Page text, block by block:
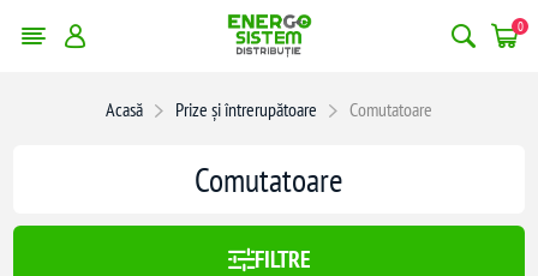
0
Acasă Prize și întrerupătoare
Comutatoare
553
Comutatoare
FILTRE